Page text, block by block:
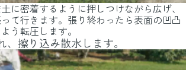
に密着するように押しつけながら広げ、
て行きます。張り終わったら表面の凹凸
う転圧します。
、擦り込み散水します。